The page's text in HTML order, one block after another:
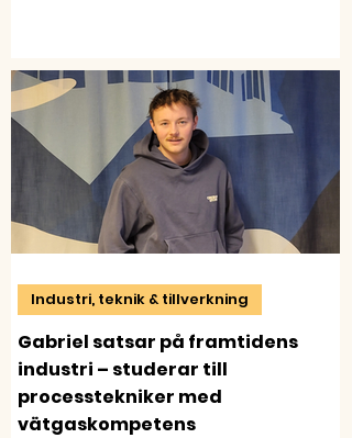
Gabriel satsar på framtidens
industri – studerar till
processtekniker med
vätgaskompetens
Industri, teknik & tillverkning